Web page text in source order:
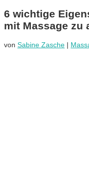
6 wichtige
mit Massage zu
von Sabine Zasche |